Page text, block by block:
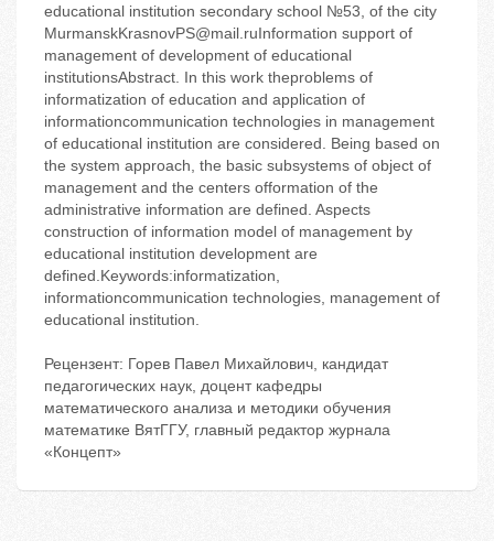
educational institution secondary school №53, of the city
MurmanskKrasnovPS@mail.ruInformation support of
management of development of educational
institutionsAbstract. In this work theproblems of
informatization of education and application of
informationcommunication technologies in management
of educational institution are considered. Being based on
the system approach, the basic subsystems of object of
management and the centers offormation of the
administrative information are defined. Aspects
construction of information model of management by
educational institution development are
defined.Keywords:informatization,
informationcommunication technologies, management of
educational institution.
Рецензент: Горев Павел Михайлович, кандидат
педагогических наук, доцент кафедры
математического анализа и методики обучения
математике ВятГГУ, главный редактор журнала
«Концепт»